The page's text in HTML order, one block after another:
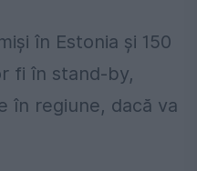
în Estonia și 150
fi în stand-by,
în regiune, dacă va